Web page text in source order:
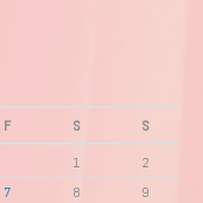
F S S
1
2
7 8
9